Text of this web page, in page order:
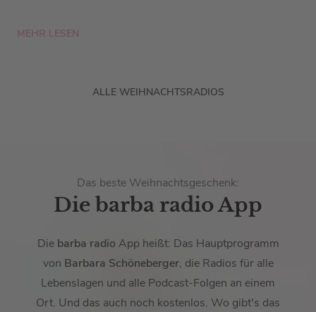
MEHR LESEN
ALLE WEIHNACHTSRADIOS
Das beste Weihnachtsgeschenk:
Die barba radio App
Die barba radio App heißt: Das Hauptprogramm
von Barbara Schöneberger, die Radios für alle
Lebenslagen und alle Podcast-Folgen an einem
Ort. Und das auch noch kostenlos. Wo gibt's das